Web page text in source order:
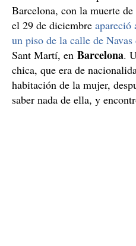
Barcelona, con la muerte
el 29 de diciembre apareció
un piso de la calle de Navas
Sant Martí, en Barcelona.
chica, que era de
habitación de la mujer,
saber nada de ella, y